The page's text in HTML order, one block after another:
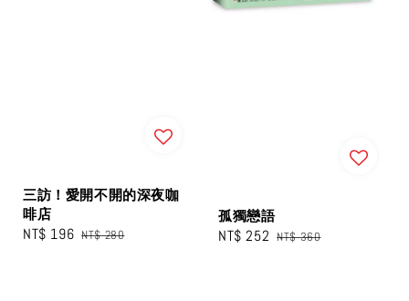
三訪！愛開不開的深夜咖
啡店
Sale
NT$ 196 Regular
NT$ 280
孤獨戀語
Sale
NT$ 252 Regular
NT$ 360